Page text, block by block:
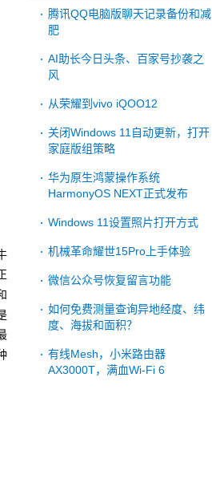
腾讯QQ电脑版聊天记录备份和减
肥
AI助长今日头条、百家号抄袭之
风
从荣耀到vivo iQOO12
关闭Windows 11自动更新，打开
家庭版组策略
华为原生鸿蒙操作系统
HarmonyOS NEXT正式发布
Windows 11设置照片打开方式
机械革命耀世15Pro上手体验
微信公众号恢复留言功能
如何免费测量查询异地经度、纬
度、海拔和面积？
有线Mesh，小米路由器
AX3000T，满血Wi-Fi 6